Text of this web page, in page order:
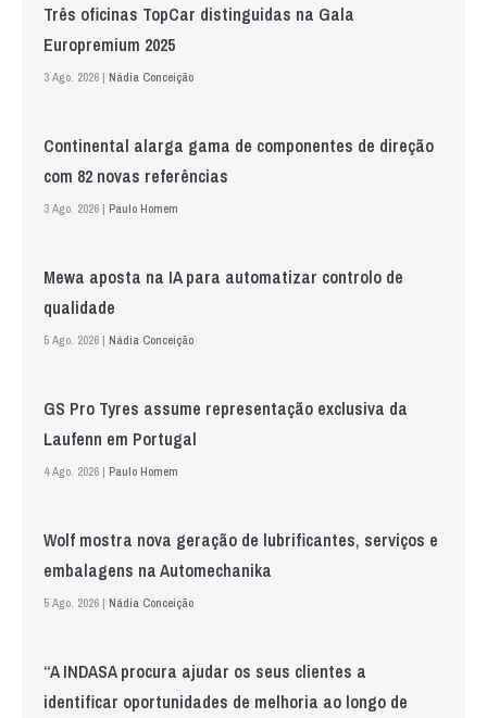
Três oficinas TopCar distinguidas na Gala
Europremium 2025
3 Ago. 2026 | Nádia Conceição
Continental alarga gama de componentes de direção
com 82 novas referências
3 Ago. 2026 | Paulo Homem
Mewa aposta na IA para automatizar controlo de
qualidade
5 Ago. 2026 | Nádia Conceição
GS Pro Tyres assume representação exclusiva da
Laufenn em Portugal
4 Ago. 2026 | Paulo Homem
Wolf mostra nova geração de lubrificantes, serviços e
embalagens na Automechanika
5 Ago. 2026 | Nádia Conceição
“A INDASA procura ajudar os seus clientes a
identificar oportunidades de melhoria ao longo de